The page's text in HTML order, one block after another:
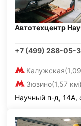
Автотехцентр
+7 (499) 288-05-
Калужская
Зюзино(1,57 км)
Научный п-д, 14А,